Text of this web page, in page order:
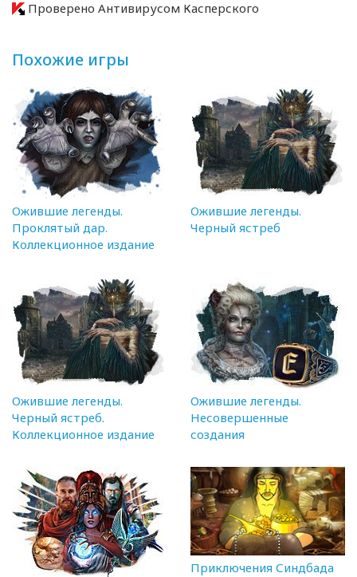
Проверено Антивирусом Касперского
Похожие игры
Ожившие легенды.
Проклятый дар.
Коллекционное издание
Ожившие легенды.
Черный ястреб
Ожившие легенды.
Черный ястреб.
Коллекционное издание
Ожившие легенды.
Несовершенные
создания
Приключения Синдбада